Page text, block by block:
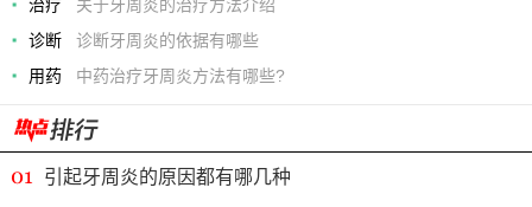
治疗
关于牙周炎的治疗方法介绍
诊断
诊断牙周炎的依据有哪些
用药
中药治疗牙周炎方法有哪些?
引起牙周炎的原因都有哪几种